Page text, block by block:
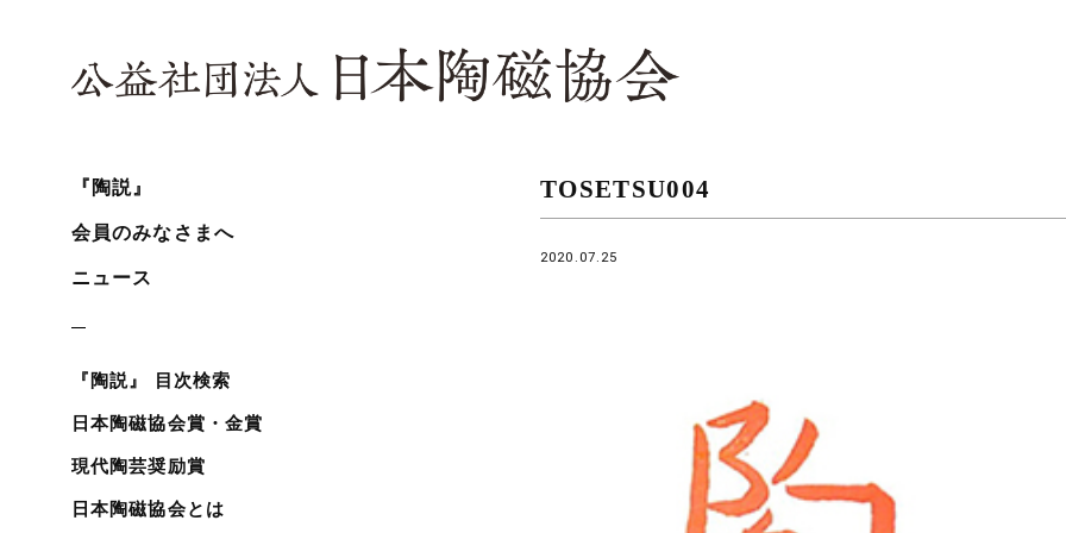
『陶説』
会員のみなさまへ
ニュース
『陶説』 目次検索
日本陶磁協会賞・金賞
現代陶芸奨励賞
日本陶磁協会とは
TOSETSU004
2020.07.25